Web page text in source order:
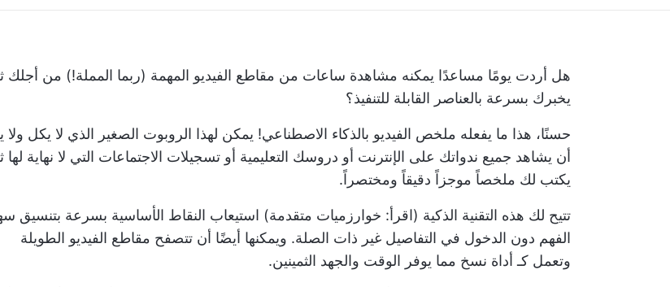
هل أردت يومًا مساعدًا يمكنه مشاهدة ساعات من مقاطع الفيديو المهمة (ربما المملة!) من أجلك
يخبرك بسرعة بالعناصر القابلة للتنفيذ؟
حسنًا، هذا ما يفعله ملخص الفيديو بالذكاء الاصطناعي! يمكن لهذا الروبوت الصغير الذي لا يكل ولا
أن يشاهد جميع ندواتك على الإنترنت أو دروسك التعليمية أو تسجيلات الاجتماعات التي لا نهاية لها
يكتب لك ملخصاً موجزاً دقيقاً ومختصراً.
تتيح لك هذه التقنية الذكية (اقرأ: خوارزميات متقدمة) استيعاب النقاط الأساسية بسرعة بتنسيق
الفهم دون الدخول في التفاصيل غير ذات الصلة. ويمكنها أيضًا أن تتصفح مقاطع الفيديو الطويلة
وتعمل كـ أداة نسخ مما يوفر الوقت والجهد الثمينين.